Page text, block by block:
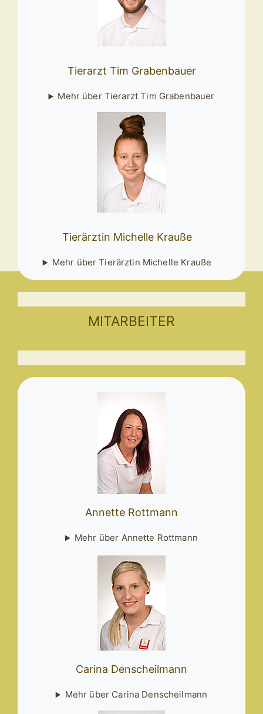
Tierarzt Tim Grabenbauer
Mehr über Tierarzt Tim Grabenbauer
Tierärztin Michelle Krauße
Mehr über Tierärztin Michelle Krauße
MITARBEITER
Annette Rottmann
Mehr über Annette Rottmann
Carina Denscheilmann
Mehr über Carina Denscheilmann